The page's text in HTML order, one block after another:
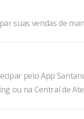
suas vendas de
pelo App
ou na Central de